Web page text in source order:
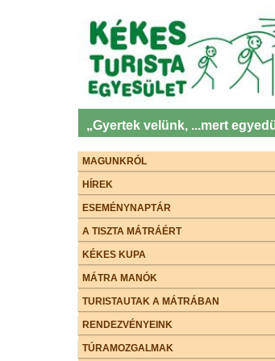
„Gyertek velünk, ...mert
MAGUNKRÓL
HÍREK
ESEMÉNYNAPTÁR
A TISZTA MÁTRÁÉRT
KÉKES KUPA
MÁTRA MANÓK
TURISTAUTAK A MÁTRÁBAN
RENDEZVÉNYEINK
TÚRAMOZGALMAK